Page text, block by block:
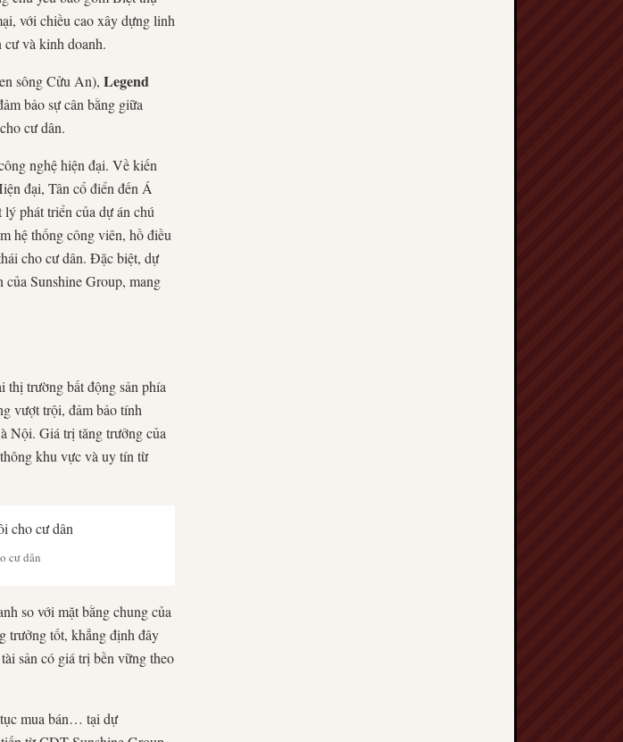
với chiều cao xây dựng linh
cư và kinh doanh.
sông Cửu An), Legend
bảo sự cân bằng giữa
cư dân.
nghệ hiện đại. Về kiến
đại, Tân cổ điển đến Á
phát triển của dự án chú
hệ thống công viên, hồ điều
cho cư dân. Đặc biệt, dự
của Sunshine Group, mang
thị trường bất động sản phía
vượt trội, đảm bảo tính
Nội. Giá trị tăng trưởng của
khu vực và uy tín từ
cư dân
so với mặt bằng chung của
trưởng tốt, khẳng định đây
sản có giá trị bền vững theo
mua bán… tại dự